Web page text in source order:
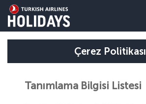
Çerez Politikası
Tanımlama Bilgisi Listesi